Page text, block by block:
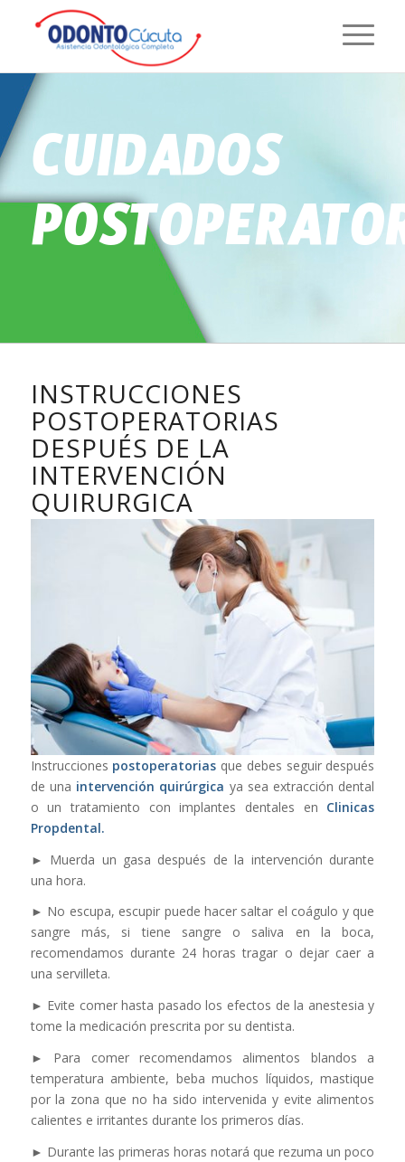
CUIDADOS
INSTRUCCIONES
POSTOPERATORIAS
DESPUÉS DE LA
INTERVENCIÓN
QUIRURGICA
Instrucciones postoperatorias que debes seguir después
de una intervención quirúrgica ya sea extracción dental
o un tratamiento con implantes dentales en Clinicas
Propdental.
► Muerda un gasa después de la intervención durante
una hora.
► No escupa, escupir puede hacer saltar el coágulo y que
sangre más, si tiene sangre o saliva en la boca,
recomendamos durante 24 horas tragar o dejar caer a
una servilleta.
► Evite comer hasta pasado los efectos de la anestesia y
tome la medicación prescrita por su dentista.
► Para comer recomendamos alimentos blandos a
temperatura ambiente, beba muchos líquidos, mastique
por la zona que no ha sido intervenida y evite alimentos
calientes e irritantes durante los primeros días.
► Durante las primeras horas notará que rezuma un poco